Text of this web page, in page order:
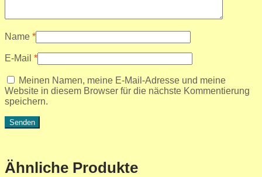
Name *
E-Mail *
Meinen Namen, meine E-Mail-Adresse und meine
Website in diesem Browser für die nächste Kommentierung
speichern.
Ähnliche Produkte